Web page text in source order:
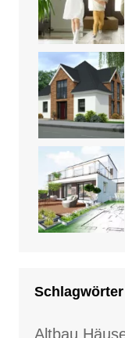
Schlagwörter
Altbau